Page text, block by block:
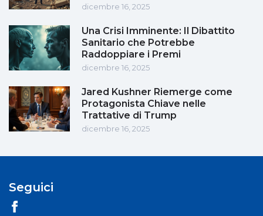
dicembre 16, 2025
Una Crisi Imminente: Il Dibattito
Sanitario che Potrebbe
Raddoppiare i Premi
dicembre 16, 2025
Jared Kushner Riemerge come
Protagonista Chiave nelle
Trattative di Trump
dicembre 16, 2025
Seguici